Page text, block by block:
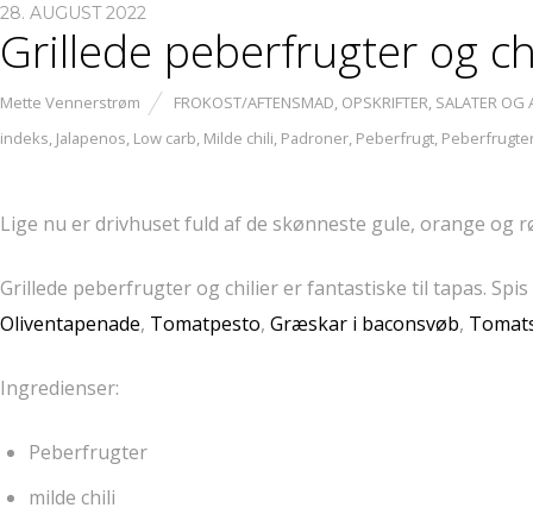
28. AUGUST 2022
Grillede peberfrugter og
Mette Vennerstrøm FROKOST/AFTENSMAD, OPSKRIFTER, SALATER OG
indeks, Jalapenos, Low carb, Milde chili, Padroner, Peberfrugt,
Lige nu er drivhuset fuld af de skønneste gule, orange og
Grillede peberfrugter og chilier er fantastiske til tapas.
Oliventapenade, Tomatpesto, Græskar i baconsvøb,
Ingredienser:
Peberfrugter
milde chili